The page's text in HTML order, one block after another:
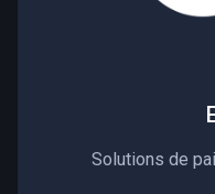
Solutions de